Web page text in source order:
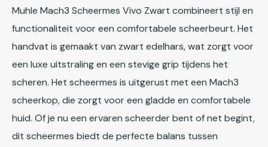
Muhle Mach3 Scheermes Vivo Zwart combineert stijl en
functionaliteit voor een comfortabele scheerbeurt. Het
handvat is gemaakt van zwart edelhars, wat zorgt voor
een luxe uitstraling en een stevige grip tijdens het
scheren. Het scheermes is uitgerust met een Mach3
scheerkop, die zorgt voor een gladde en comfortabele
huid. Of je nu een ervaren scheerder bent of net begint,
dit scheermes biedt de perfecte balans tussen